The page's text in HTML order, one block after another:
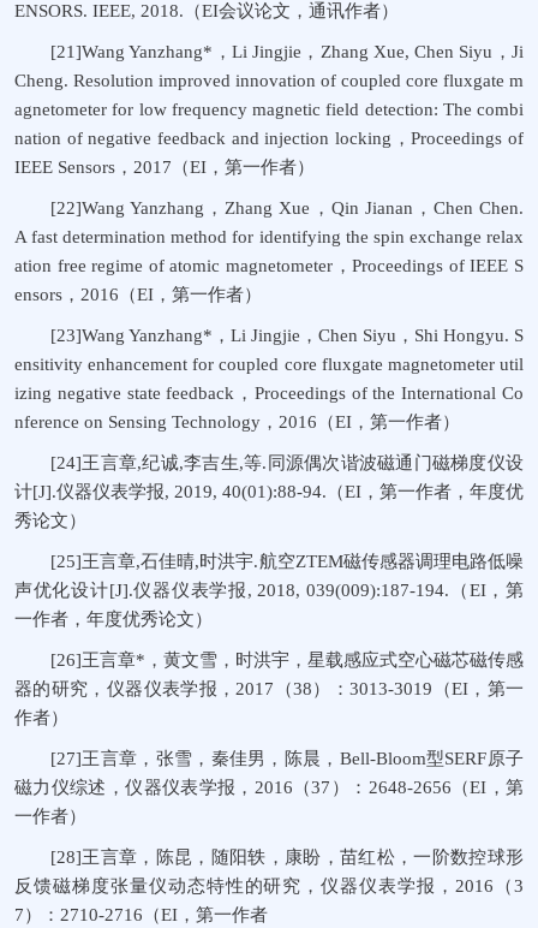
ENSORS. IEEE, 2018.（EI会议论文，通讯作者）
[21]Wang Yanzhang*，Li Jingjie，Zhang Xue, Chen Siyu，Ji
Cheng. Resolution improved innovation of coupled core fluxgate m
agnetometer for low frequency magnetic field detection: The combi
nation of negative feedback and injection locking，Proceedings of
IEEE Sensors，2017（EI，第一作者）
[22]Wang Yanzhang，Zhang Xue，Qin Jianan，Chen Chen.
A fast determination method for identifying the spin exchange relax
ation free regime of atomic magnetometer，Proceedings of IEEE S
ensors，2016（EI，第一作者）
[23]Wang Yanzhang*，Li Jingjie，Chen Siyu，Shi Hongyu. S
ensitivity enhancement for coupled core fluxgate magnetometer util
izing negative state feedback，Proceedings of the International Co
nference on Sensing Technology，2016（EI，第一作者）
[24]王言章,纪诚,李吉生,等.同源偶次谐波磁通门磁梯度仪设
计[J].仪器仪表学报, 2019, 40(01):88-94.（EI，第一作者，年度优
秀论文）
[25]王言章,石佳晴,时洪宇.航空ZTEM磁传感器调理电路低噪
声优化设计[J].仪器仪表学报, 2018, 039(009):187-194.（EI，第
一作者，年度优秀论文）
[26]王言章*，黄文雪，时洪宇，星载感应式空心磁芯磁传感
器的研究，仪器仪表学报，2017（38）：3013-3019（EI，第一
作者）
[27]王言章，张雪，秦佳男，陈晨，Bell-Bloom型SERF原子
磁力仪综述，仪器仪表学报，2016（37）：2648-2656（EI，第
一作者）
[28]王言章，陈昆，随阳轶，康盼，苗红松，一阶数控球形
反馈磁梯度张量仪动态特性的研究，仪器仪表学报，2016（3
7）：2710-2716（EI，第一作者